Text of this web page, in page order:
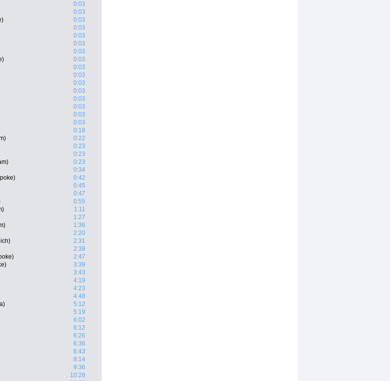
0:03
0:03
0:03
0:03
0:03
0:03
0:03
0:03
0:03
0:03
0:03
0:03
0:03
0:03
0:03
0:03
0:18
0:22
0:23
0:23
0:23
0:34
0:42
0:45
0:47
0:55
1:11
1:27
1:36
2:20
2:31
2:39
2:47
3:39
3:43
4:19
4:23
4:48
5:12
5:19
6:02
6:12
6:26
6:36
6:43
8:14
9:36
10:28